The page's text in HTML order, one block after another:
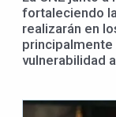
fortaleciendo
realizarán en
principalmente
vulnerabilidad